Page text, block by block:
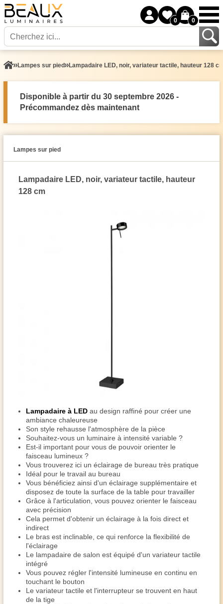
0 0
Lampes sur pied Lampadaire LED, noir, variateur tactile, hauteur 128
Disponible à partir du 30 septembre 2026 -
Précommandez dès maintenant
Lampes sur pied
Lampadaire LED, noir, variateur tactile, hauteur
128 cm
Lampadaire à LED au design raffiné pour créer une
ambiance chaleureuse
Son style rehausse l'atmosphère de la pièce
Souhaitez-vous un luminaire à intensité variable ?
Est-il important pour vous de pouvoir orienter le
faisceau lumineux ?
Vous trouverez ici un éclairage de bureau très pratique
Idéal pour le travail au bureau
Vous bénéficiez ainsi d'un éclairage supplémentaire et
disposez de toute la surface de la table pour travailler
Grâce à l'articulation, vous pouvez orienter le faisceau
avec précision
Cela permet d'obtenir un éclairage à la fois direct et
indirect
Le bras est inclinable, ce qui renforce la flexibilité de
l'éclairage
Le lampadaire de salon est équipé d'un variateur tactile
intégré
Vous pouvez régler l'intensité lumineuse en continu en
touchant le bouton
Le variateur tactile et l'interrupteur se trouvent en haut
de la tige